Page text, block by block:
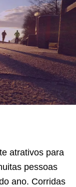
atrativos para
pessoas
ano. Corridas